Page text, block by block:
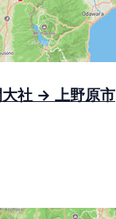
社 → 上野原市